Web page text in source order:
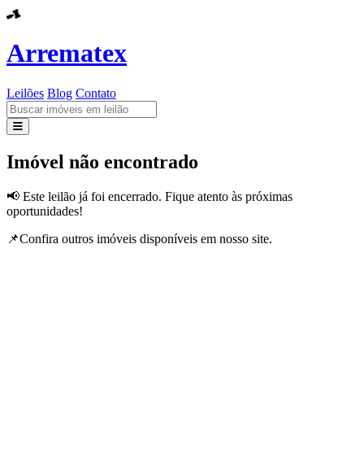
Arrematex
Leilões Blog Contato
Leilões
Imóvel não encontrado
📢 Este leilão já foi encerrado. Fique atento às próximas
oportunidades!
📌Confira outros imóveis disponíveis em nosso site.